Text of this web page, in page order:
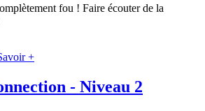
fou ! Faire écouter de la
+
- Niveau 2